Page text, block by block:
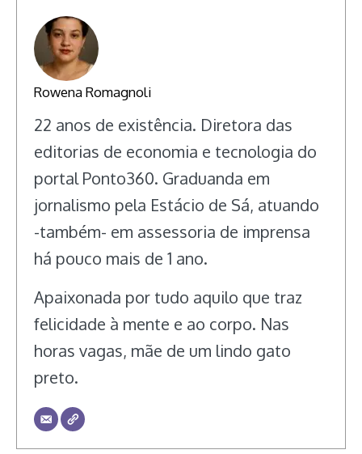
Rowena Romagnoli
22 anos de existência. Diretora das
editorias de economia e tecnologia do
portal Ponto360. Graduanda em
jornalismo pela Estácio de Sá, atuando
-também- em assessoria de imprensa
há pouco mais de 1 ano.
Apaixonada por tudo aquilo que traz
felicidade à mente e ao corpo. Nas
horas vagas, mãe de um lindo gato
preto.